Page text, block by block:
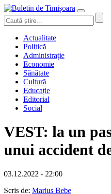
Actualitate
Politică
Administrație
Economie
Sănătate
Cultură
Educație
Editorial
Social
VEST: la un
unui accident
03.12.2022 - 22:00
Scris de: Marius Bebe